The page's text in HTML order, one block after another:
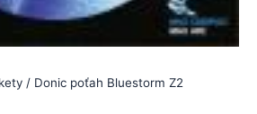
/ Donic poťah Bluestorm Z2